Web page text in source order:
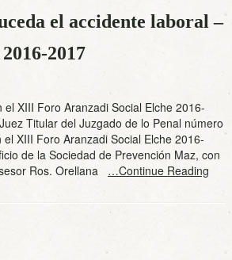
el accidente laboral –
2017
XIII Foro Aranzadi Social Elche 2016-
Titular del Juzgado de lo Penal número
XIII Foro Aranzadi Social Elche 2016-
de la Sociedad de Prevención Maz, con
Ros. Orellana …Continue Reading